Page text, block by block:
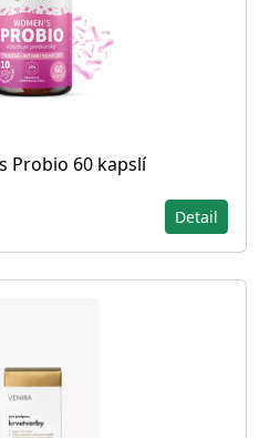
Probio 60 kapslí
Detail